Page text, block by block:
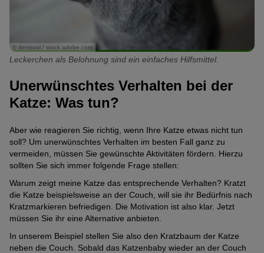
© denisval / stock.adobe.com
Leckerchen als Belohnung sind ein einfaches Hilfsmittel.
Unerwünschtes Verhalten bei der
Katze: Was tun?
Aber wie reagieren Sie richtig, wenn Ihre Katze etwas nicht tun
soll? Um unerwünschtes Verhalten im besten Fall ganz zu
vermeiden, müssen Sie gewünschte Aktivitäten fördern. Hierzu
sollten Sie sich immer folgende Frage stellen:
Warum zeigt meine Katze das entsprechende Verhalten? Kratzt
die Katze beispielsweise an der Couch, will sie ihr Bedürfnis nach
Kratzmarkieren befriedigen. Die Motivation ist also klar. Jetzt
müssen Sie ihr eine Alternative anbieten.
In unserem Beispiel stellen Sie also den Kratzbaum der Katze
neben die Couch. Sobald das Katzenbaby wieder an der Couch